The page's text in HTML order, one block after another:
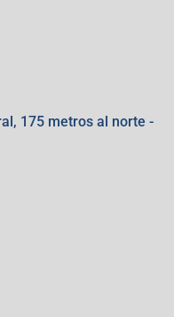
175 metros al norte -